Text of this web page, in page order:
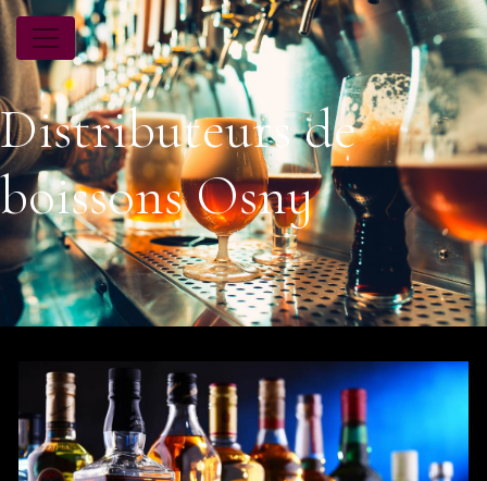
Panneau de gestion des cookies
Distributeurs de
boissons Osny